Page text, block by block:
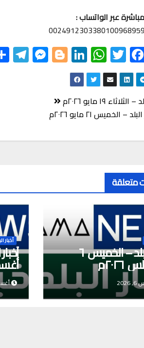
عبر الواتساب :
F
ac
eb
o
o
k
T
wi
tt
er
W
h
at
s
A
p
p
Li
nk
ed
In
Bl
o
M
es
r
le
١٩ مايو ٢٠٢٦م
– الخميس ٢١ مايو ٢٠٢٦م
متعلقة
أخبار البلد – الخميس ٦
أخبار